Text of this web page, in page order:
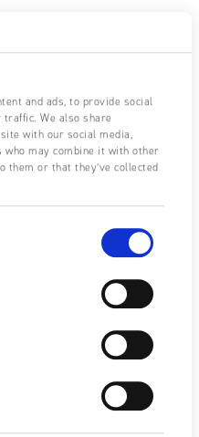
and ads, to provide social
We also share
with our social media,
may combine it with other
them or that they’ve collected
Techniques présente
avancés pour l'héliogravure